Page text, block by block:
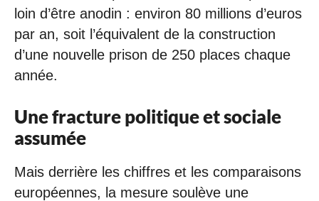
loin d’être anodin : environ 80 millions d’euros
par an, soit l’équivalent de la construction
d’une nouvelle prison de 250 places chaque
année.
Une fracture politique et sociale
assumée
Mais derrière les chiffres et les comparaisons
européennes, la mesure soulève une